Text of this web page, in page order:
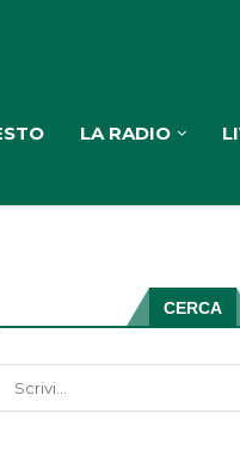
DISAVVENTURA SENZA
LA RADIO
CERCA